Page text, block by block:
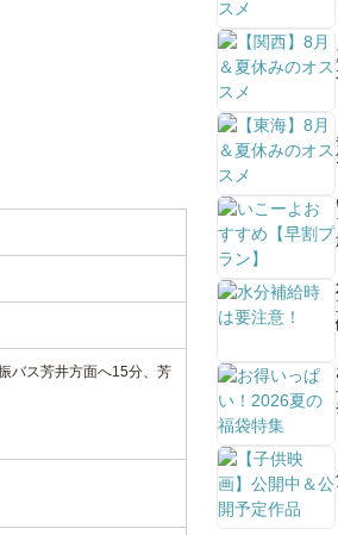
バス芳井方面へ15分、芳